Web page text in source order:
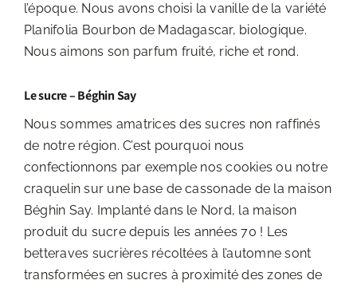
l’époque. Nous avons choisi la vanille de la variété
Planifolia Bourbon de Madagascar, biologique.
Nous aimons son parfum fruité, riche et rond.
Le sucre – Béghin Say
Nous sommes amatrices des sucres non raffinés
de notre région. C’est pourquoi nous
confectionnons par exemple nos cookies ou notre
craquelin sur une base de cassonade de la maison
Béghin Say. Implanté dans le Nord, la maison
produit du sucre depuis les années 70 ! Les
betteraves sucrières récoltées à l’automne sont
transformées en sucres à proximité des zones de